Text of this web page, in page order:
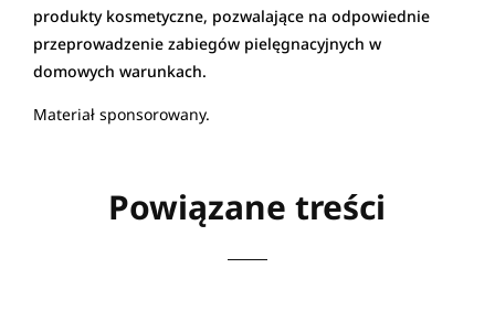
produkty kosmetyczne, pozwalające na odpowiednie
przeprowadzenie zabiegów pielęgnacyjnych w
domowych warunkach.
Materiał sponsorowany.
Powiązane treści